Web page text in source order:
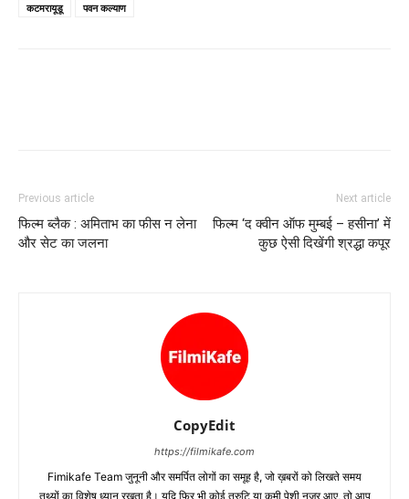
कटमरायूडू
पवन कल्‍याण
Previous article
फिल्‍म ब्‍लैक : अमिताभ का फीस न लेना
और सेट का जलना
Next article
फिल्‍म ‘द क्‍वीन ऑफ मुम्‍बई – हसीना’ में
कुछ ऐसी दिखेंगी श्रद्धा कपूर
CopyEdit
https://filmikafe.com
Fimikafe Team जुनूनी और समर्पित लोगों का समूह है, जो ख़बरों को लिखते समय
तथ्‍यों का विशेष ध्‍यान रखता है। यदि फिर भी कोई त्रुटि या कमी पेशी नजर आए, तो आप